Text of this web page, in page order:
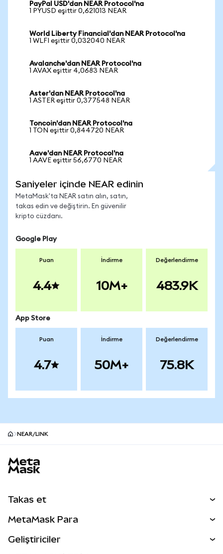
PayPal USD'dan NEAR Protocol'na
1 PYUSD eşittir 0,621013 NEAR
World Liberty Financial'dan NEAR Protocol'na
1 WLFI eşittir 0,032040 NEAR
Avalanche'dan NEAR Protocol'na
1 AVAX eşittir 4,0683 NEAR
Aster'dan NEAR Protocol'na
1 ASTER eşittir 0,377548 NEAR
Toncoin'dan NEAR Protocol'na
1 TON eşittir 0,844720 NEAR
Aave'dan NEAR Protocol'na
1 AAVE eşittir 56,6770 NEAR
Saniyeler içinde NEAR edinin
MetaMask'ta NEAR satın alın, satın,
takas edin ve değiştirin. En güvenilir
kripto cüzdanı.
Google Play
Puan
4.4
İndirme
10M+
Değerlendirme
483.9K
App Store
Puan
4.7
İndirme
50M+
Değerlendirme
75.8K
NEAR/LINK
Takas et
Perps
MetaMask Para
Geliştiriciler